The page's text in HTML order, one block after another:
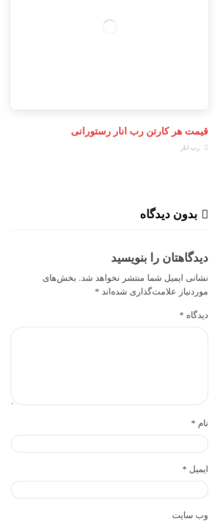
قیمت هر کارتن رب انار رستورانی
رب انار
بدون دیدگاه
دیدگاهتان را بنویسید
نشانی ایمیل شما منتشر نخواهد شد. بخش‌های
موردنیاز علامت‌گذاری شده‌اند *
دیدگاه *
نام *
ایمیل *
وب‌ سایت